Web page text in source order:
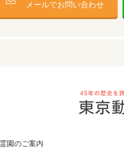
メールでお問い合わせ
霊園のご案内